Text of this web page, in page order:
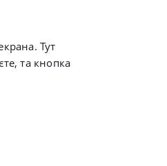
Тут
та кнопка